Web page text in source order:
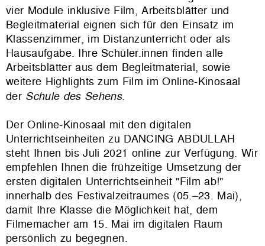
vier Module inklusive Film, Arbeitsblätter und
Begleitmaterial eignen sich für den Einsatz im
Klassenzimmer, im Distanzunterricht oder als
Hausaufgabe. Ihre Schüler.innen finden alle
Arbeitsblätter aus dem Begleitmaterial, sowie
weitere Highlights zum Film im Online-Kinosaal
der Schule des Sehens.
Der Online-Kinosaal mit den digitalen
Unterrichtseinheiten zu DANCING ABDULLAH
steht Ihnen bis Juli 2021 online zur Verfügung. Wir
empfehlen Ihnen die frühzeitige Umsetzung der
ersten digitalen Unterrichtseinheit "Film ab!"
innerhalb des Festivalzeitraumes (05.–23. Mai),
damit Ihre Klasse die Möglichkeit hat, dem
Filmemacher am 15. Mai im digitalen Raum
persönlich zu begegnen.